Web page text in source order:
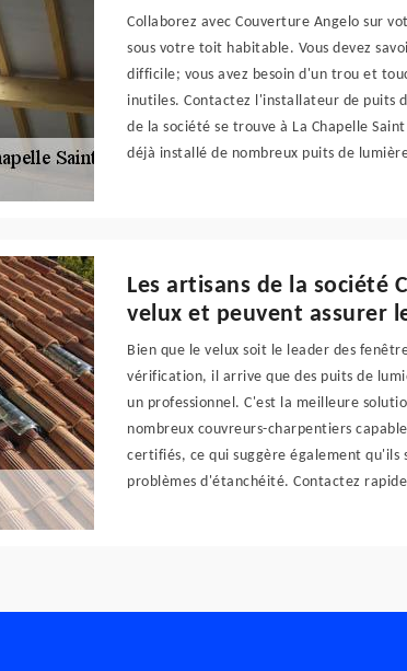
Collaborez avec Couverture Angelo sur
sous votre toit habitable. Vous devez
difficile; vous avez besoin d'un trou et
inutiles. Contactez l'installateur de puits
de la société se trouve à La Chapelle
déjà installé de nombreux puits de
Les artisans de la société
velux et peuvent assurer
Bien que le velux soit le leader des
vérification, il arrive que des puits de
un professionnel. C'est la meilleure
nombreux couvreurs-charpentiers
certifiés, ce qui suggère également qu'ils
problèmes d'étanchéité. Contactez